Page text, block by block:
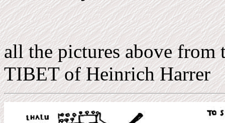
all the pictures above
TIBET of Heinrich Harrer